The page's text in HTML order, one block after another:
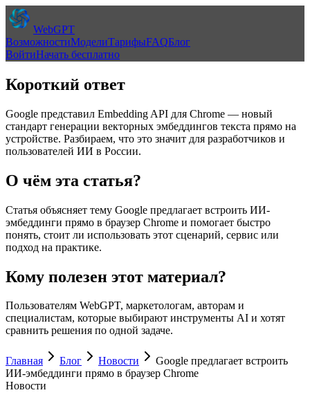
WebGPT
ВозможностиМоделиТарифыFAQБлог
ВойтиНачать бесплатно
Короткий ответ
Google представил Embedding API для Chrome — новый
стандарт генерации векторных эмбеддингов текста прямо на
устройстве. Разбираем, что это значит для разработчиков и
пользователей ИИ в России.
О чём эта статья?
Статья объясняет тему Google предлагает встроить ИИ-
эмбеддинги прямо в браузер Chrome и помогает быстро
понять, стоит ли использовать этот сценарий, сервис или
подход на практике.
Кому полезен этот материал?
Пользователям WebGPT, маркетологам, авторам и
специалистам, которые выбирают инструменты AI и хотят
сравнить решения по одной задаче.
Главная Блог Новости
Google предлагает встроить
ИИ-эмбеддинги прямо в браузер Chrome
Новости